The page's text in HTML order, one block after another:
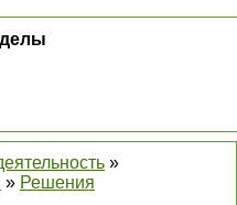
»
» Решения